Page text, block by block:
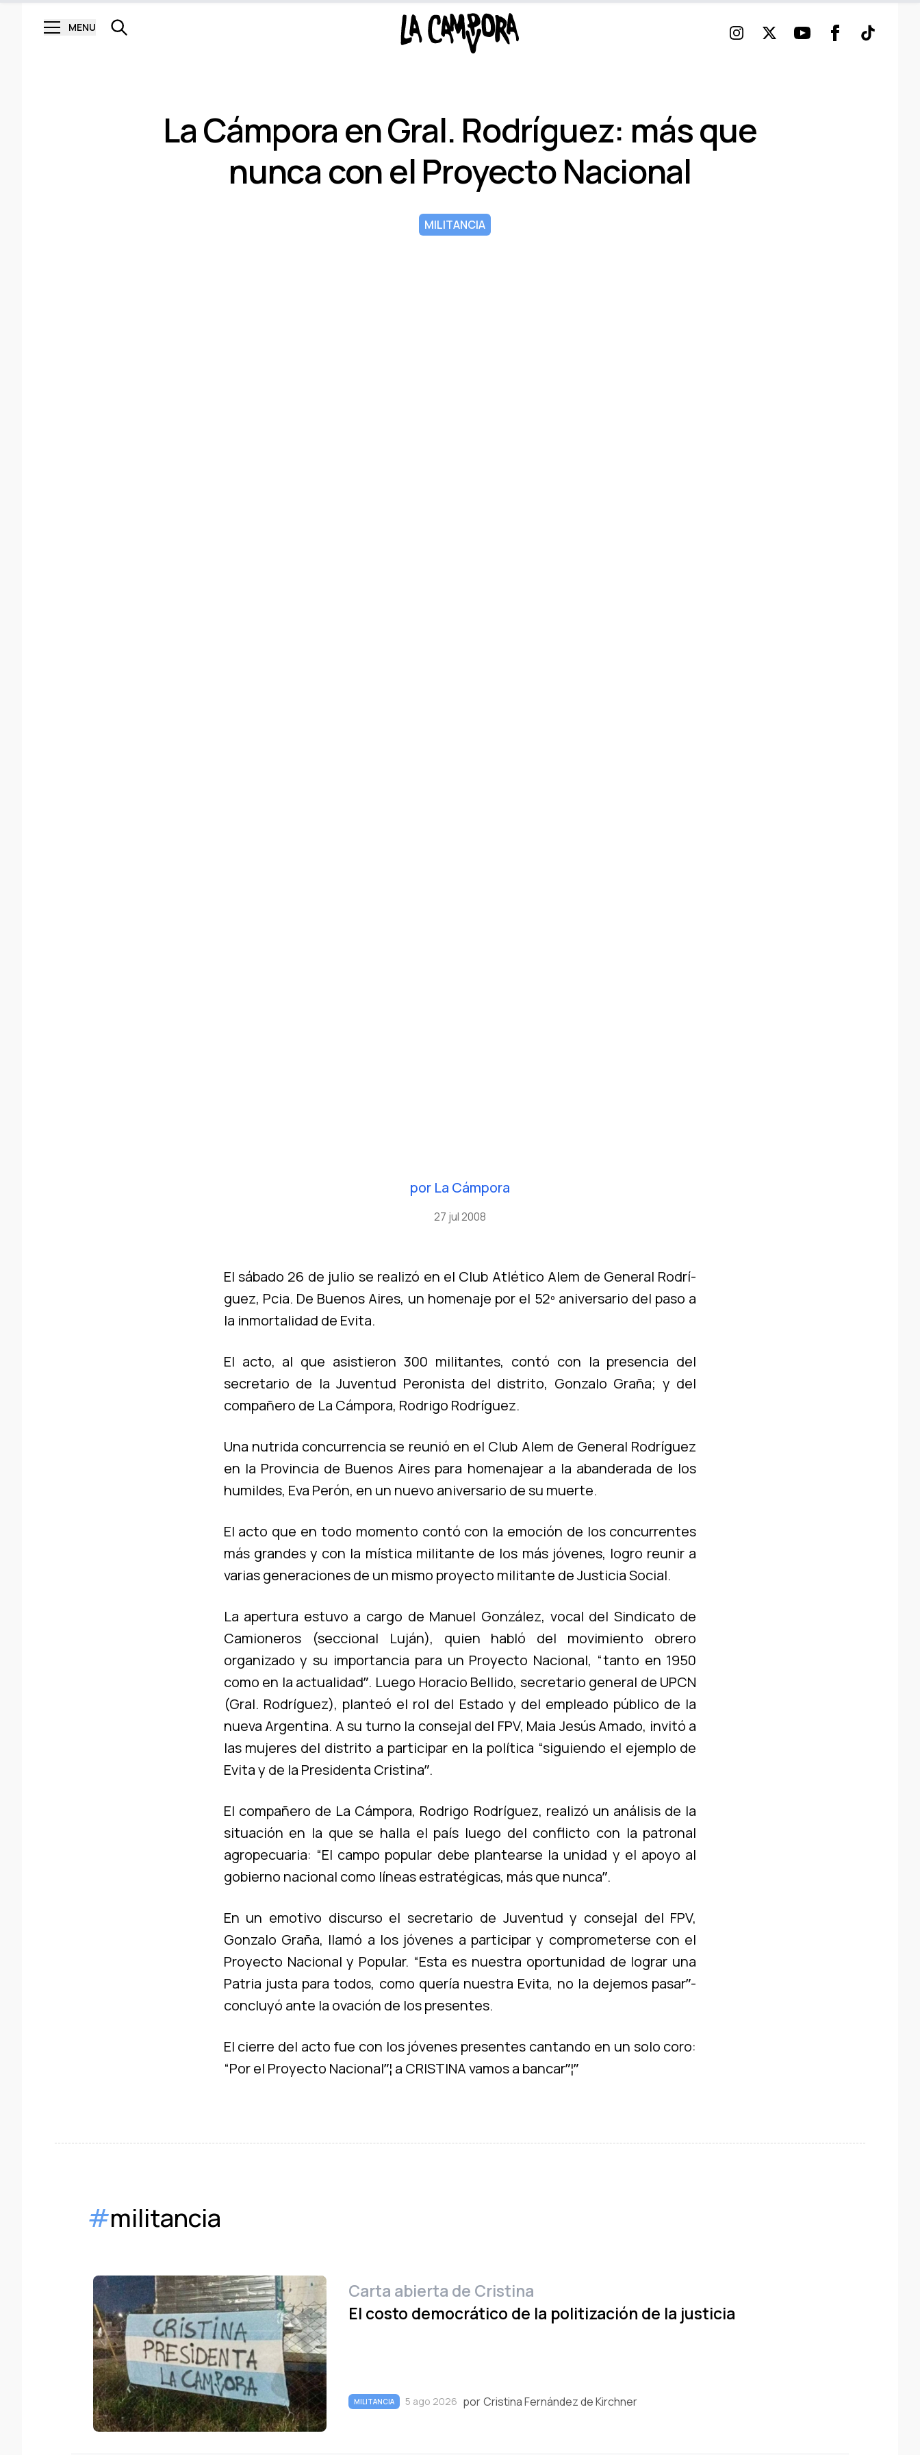
MENU InstagramTwitterYoutubeFacebook
TikTok
La Cámpora en Gral. Rodrí­guez: más que
nunca con el Proyecto Nacional
MILITANCIA
por La Cámpora
27 jul 2008
El sábado 26 de julio se realizó en el Club Atlético Alem de General Rodrí­
guez, Pcia. De Buenos Aires, un homenaje por el 52º aniversario del paso a
la inmortalidad de Evita.
El acto, al que asistieron 300 militantes, contó con la presencia del
secretario de la Juventud Peronista del distrito, Gonzalo Graña; y del
compañero de La Cámpora, Rodrigo Rodrí­guez.
Una nutrida concurrencia se reunió en el Club Alem de General Rodrí­guez
en la Provincia de Buenos Aires para homenajear a la abanderada de los
humildes, Eva Perón, en un nuevo aniversario de su muerte.
El acto que en todo momento contó con la emoción de los concurrentes
más grandes y con la mí­stica militante de los más jóvenes, logro reunir a
varias generaciones de un mismo proyecto militante de Justicia Social.
La apertura estuvo a cargo de Manuel González, vocal del Sindicato de
Camioneros (seccional Luján), quien habló del movimiento obrero
organizado y su importancia para un Proyecto Nacional, “tanto en 1950
como en la actualidadˮ. Luego Horacio Bellido, secretario general de UPCN
(Gral. Rodrí­guez), planteó el rol del Estado y del empleado público de la
nueva Argentina. A su turno la consejal del FPV, Maia Jesús Amado, invitó a
las mujeres del distrito a participar en la polí­tica “siguiendo el ejemplo de
Evita y de la Presidenta Cristinaˮ.
El compañero de La Cámpora, Rodrigo Rodrí­guez, realizó un análisis de la
situación en la que se halla el paí­s luego del conflicto con la patronal
agropecuaria: “El campo popular debe plantearse la unidad y el apoyo al
gobierno nacional como lí­neas estratégicas, más que nuncaˮ.
En un emotivo discurso el secretario de Juventud y consejal del FPV,
Gonzalo Graña, llamó a los jóvenes a participar y comprometerse con el
Proyecto Nacional y Popular. “Esta es nuestra oportunidad de lograr una
Patria justa para todos, como querí­a nuestra Evita, no la dejemos pasarˮ-
concluyó ante la ovación de los presentes.
El cierre del acto fue con los jóvenes presentes cantando en un solo coro:
“Por el Proyecto Nacionalˮ¦ a CRISTINA vamos a bancarˮ¦ˮ
#militancia
Carta abierta de Cristina
El costo democrático de la politización de la justicia
MILITANCIA 5 ago 2026 porCristina Fernández de Kirchner